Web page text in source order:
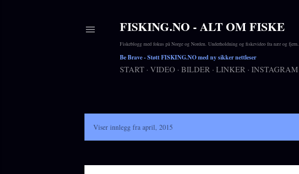
FISKING.NO - ALT OM FISKE
Fiskeblogg med fokus på Norge og Norden. Underholdning og fiskevideo fra nær og fjern.
Be Brave- Støtt FISKING.NO med ny sikker nettleser
START VIDEO BILDER LINKER INSTAGRAM
n
l
Viser innlegg fra april, 2015